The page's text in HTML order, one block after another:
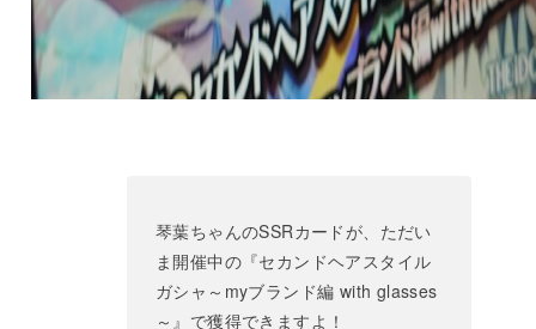
琴葉ちゃんのSSRカードが、ただい
ま開催中の『セカンドヘアスタイル
ガシャ～myブランド編 with glasses
～』で獲得できますよ！